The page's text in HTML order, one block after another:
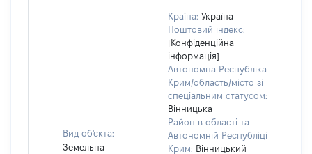
Вид об'єкта:
Земельна
Країна: Україна
Поштовий індекс:
[Конфіденційна
інформація]
Автономна Республіка
Крим/область/місто зі
спеціальним статусом:
Вінницька
Район в області та
Автономній Республіці
Крим: Вінницький